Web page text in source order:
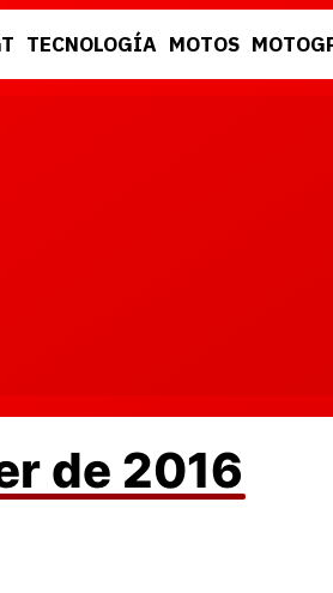
TECNOLOGÍA MOTOS
de 2016